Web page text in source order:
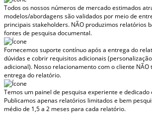
Todos os nossos números de mercado estimados
modelos/abordagens são validados por meio de
principais stakeholders. NÃO produzimos relatórios
fontes de pesquisa documental.
Fornecemos suporte contínuo após a entrega do
dúvidas e cobrir requisitos adicionais
adicional). Nosso relacionamento com o cliente NÃO
entrega do relatório.
Temos um painel de pesquisa experiente e dedicado
Publicamos apenas relatórios limitados e bem
médio de 1,5 a 2 meses para cada relatório.